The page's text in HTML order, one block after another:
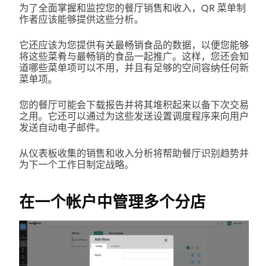
为了全面掌握和监控您的餐厅销售和收入，QR 菜单制
作者应该能够提供这些分析。
它还应该为您提供有关最畅销食品的数据，以便您能够
将这些菜肴与最畅销的食品一起推广。这样，您还会知
道哪些菜单项可以不用，并且有足够的空间容纳任何新
菜单项。
您的餐厅可能会下载报告并将其堆积起来以备下次交易
之用。它还可以通过为这些发送设置调度程序来向用户
发送自动电子邮件。
从仪表板收集的销售和收入分析将帮助餐厅识别趋势并
为下一个工作日制定战略。
在一个帐户中管理多个分店